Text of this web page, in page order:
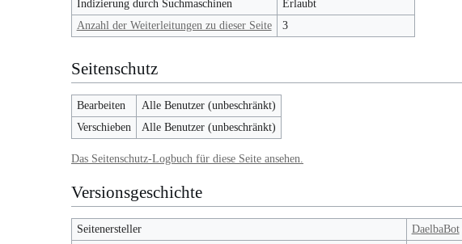
Indizierung durch Suchmaschinen
Erlaubt
Anzahl der Weiterleitungen zu dieser Seite
3
Seitenschutz
Bearbeiten
Alle Benutzer (unbeschränkt)
Verschieben
Alle Benutzer (unbeschränkt)
Das Seitenschutz-Logbuch für diese Seite ansehen.
Versionsgeschichte
Seitenersteller DaelbaBot